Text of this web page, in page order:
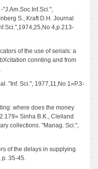
"J.Am.Soc.Inf.Sci.",
S., Kraft D.H. Journal
4,p.213-
of the use of serials: a
connting and from
"Inf. Sci.", 1977,11,No 1»P.3-
where does the money
Sinha B.K., Clelland
collections. "Manag. Sci.",
of the delays in supplying
p. 35-45.